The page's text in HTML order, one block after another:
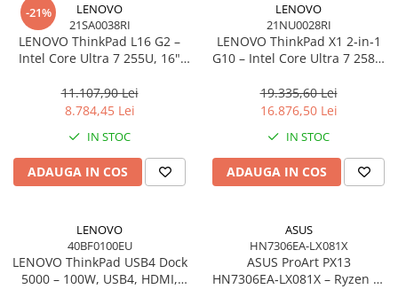
-21%
LENOVO
21SA0038RI
LENOVO ThinkPad L16 G2 –
Intel Core Ultra 7 255U, 16"
SSD, Windows 11 Pro, 3Y
On‑Site
11.107,90 Lei
8.784,45 Lei
IN STOC
ADAUGA IN COS
LENOVO
21NU0028RI
LENOVO ThinkPad X1 2‑in‑1
G10 – Intel Core Ultra 7 258V,
LPDDR5X, 2TB SSD PCIe 5.0,
W11P, 3Y Premier
19.335,60 Lei
16.876,50 Lei
IN STOC
ADAUGA IN COS
LENOVO
40BF0100EU
LENOVO ThinkPad USB4 Dock
5000 – 100W, USB4, HDMI,
ASUS
HN7306EA-LX081X
ASUS ProArt PX13
HN7306EA‑LX081X – Ryzen AI